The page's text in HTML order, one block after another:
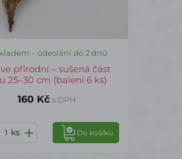
– odeslání do 2 dnů
přírodní – sušená část
25–30 cm (balení 6 ks)
160 Kč s DPH
ks Do košíku